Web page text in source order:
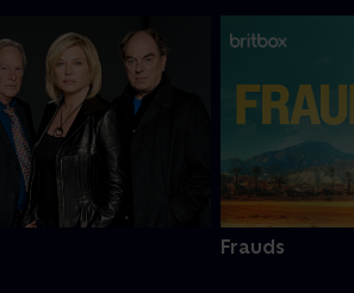
Frauds